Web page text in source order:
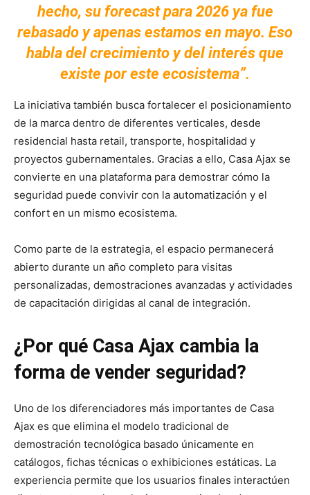
hecho, su forecast para 2026 ya fue
rebasado y apenas estamos en mayo. Eso
habla del crecimiento y del interés que
existe por este ecosistema”.
La iniciativa también busca fortalecer el posicionamiento
de la marca dentro de diferentes verticales, desde
residencial hasta retail, transporte, hospitalidad y
proyectos gubernamentales. Gracias a ello, Casa Ajax se
convierte en una plataforma para demostrar cómo la
seguridad puede convivir con la automatización y el
confort en un mismo ecosistema.
Como parte de la estrategia, el espacio permanecerá
abierto durante un año completo para visitas
personalizadas, demostraciones avanzadas y actividades
de capacitación dirigidas al canal de integración.
¿Por qué Casa Ajax cambia la
forma de vender seguridad?
Uno de los diferenciadores más importantes de Casa
Ajax es que elimina el modelo tradicional de
demostración tecnológica basado únicamente en
catálogos, fichas técnicas o exhibiciones estáticas. La
experiencia permite que los usuarios finales interactúen